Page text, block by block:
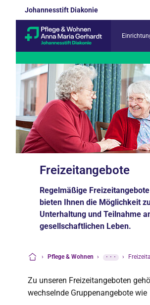
Johannesstift Diakonie
Freizeitangebote
Regelmäßige Freizeitangebote
bieten Ihnen die Möglichkeit
Unterhaltung und Teilnahme
gesellschaftlichen Leben.
› Pflege & Wohnen › ··· ›
Zu unseren Freizeitangeboten
wechselnde Gruppenangebote wie